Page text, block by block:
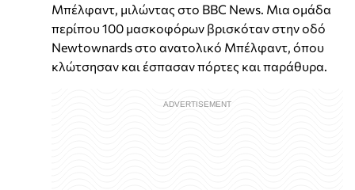
Μπέλφαντ, μιλώντας στο BBC News. Μια ομάδα
περίπου 100 μασκοφόρων βρισκόταν στην οδό
Newtownards στο ανατολικό Μπέλφαντ, όπου
κλώτσησαν και έσπασαν πόρτες και παράθυρα.